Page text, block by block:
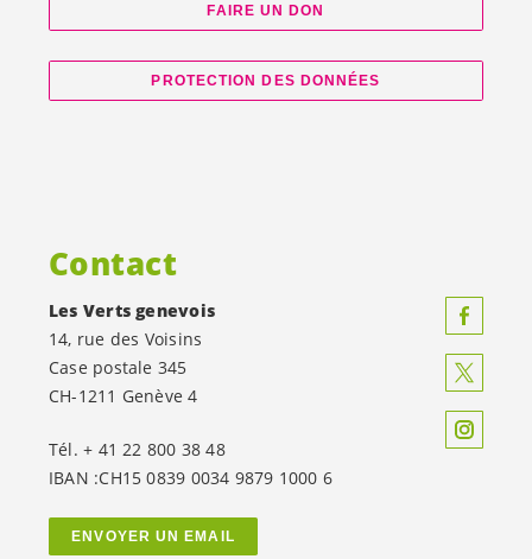
FAIRE UN DON
PROTECTION DES DONNÉES
Contact
Les Verts genevois
14, rue des Voisins
Case postale 345
CH-1211 Genève 4
Tél. + 41 22 800 38 48
IBAN :CH15 0839 0034 9879 1000 6
ENVOYER UN EMAIL